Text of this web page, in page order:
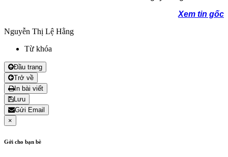
Xem tin gốc
Nguyễn Thị Lệ Hằng
Từ khóa
Đầu trang
Trở về
In bài viết
Lưu
Gửi Email
×
Gởi cho bạn bè